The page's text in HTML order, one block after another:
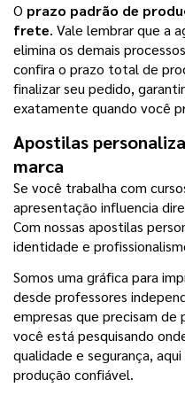
O prazo padrão de
frete. Vale lembrar que a
elimina os demais
confira o prazo total de
finalizar seu pedido,
exatamente quando você
Apostilas
marca
Se você trabalha com
apresentação influencia
Com nossas apostilas
identidade e
Somos uma gráfica para
desde professores
empresas que precisam de
você está pesquisando
qualidade e segurança,
produção confiável.